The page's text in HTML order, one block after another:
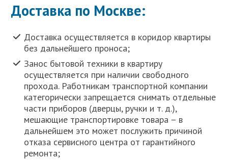
Доставка по Москве:
Доставка осуществляется в коридор квартиры
без дальнейшего проноса;
Занос бытовой техники в квартиру
осуществляется при наличии свободного
прохода. Работникам транспортной компании
категорически запрещается снимать отдельные
части приборов (дверцы, ручки и т. д.),
мешающие транспортировке товара – в
дальнейшем это может послужить причиной
отказа сервисного центра от гарантийного
ремонта;